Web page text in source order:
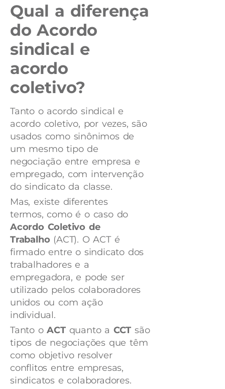
Qual a diferença
do Acordo
sindical e
acordo
coletivo?
Tanto o acordo sindical e
acordo coletivo, por vezes, são
usados como sinônimos de
um mesmo tipo de
negociação entre empresa e
empregado, com intervenção
do sindicato da classe.
Mas, existe diferentes
termos, como é o caso do
Acordo Coletivo de
Trabalho (ACT). O ACT é
firmado entre o sindicato dos
trabalhadores e a
empregadora, e pode ser
utilizado pelos colaboradores
unidos ou com ação
individual.
Tanto oACT quanto a CCTsão
tipos de negociações que têm
como objetivo resolver
conflitos entre empresas,
sindicatos e colaboradores.